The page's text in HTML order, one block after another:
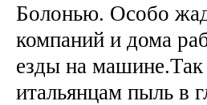
Болонью. Особо
компаний и дома
езды на машине.Так
итальянцам пыль в